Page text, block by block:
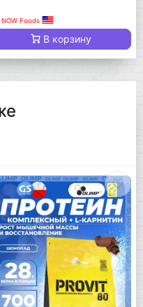
NOW Foods
В корзину